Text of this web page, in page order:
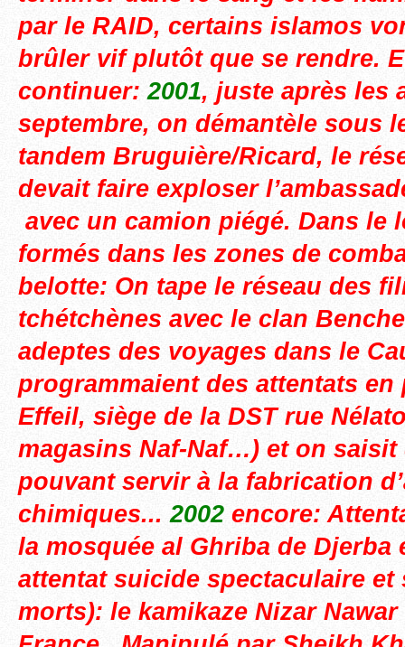
par le RAID, certains islamos
brûler vif plutôt que se rendre.
continuer:2001, juste après les
septembre, on démantèle sous
tandem Bruguière/Ricard, le
devait faire exploser
avec un camion piégé. Dans le
formés dans les zones de
belotte: On tape le réseau des
tchétchènes avec le clan
adeptes des voyages dans le
programmaient des attentats en
Effeil, siège de la DST rue
magasins Naf-Naf…) et on
pouvant servir à la fabrication
chimiques...2002 encore:
la mosquée al Ghriba de Djerba
attentat suicide spectaculaire et
morts): le kamikaze Nizar